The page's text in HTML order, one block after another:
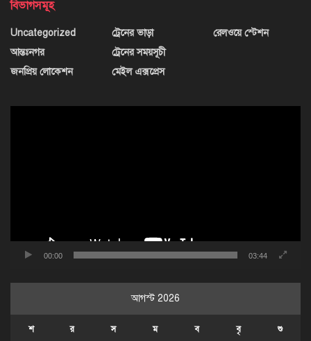
বিভাগসমূহ
Uncategorized
আন্তঃনগর
জনপ্রিয় লোকেশন
ট্রেনের ভাড়া
ট্রেনের সময়সূচী
মেইল এক্সপ্রেস
রেলওয়ে স্টেশন
00:00 03:44
আগস্ট 2026
শ র স ম ব বৃ শু